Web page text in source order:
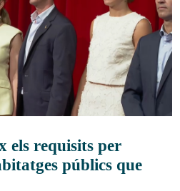
els requisits per
públics que